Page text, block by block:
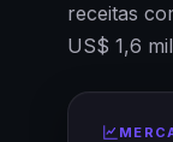
receitas
US$ 1,6